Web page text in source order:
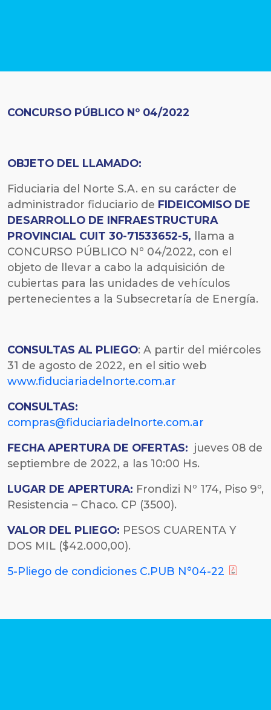
CONCURSO PÚBLICO Nº 04/2022
OBJETO DEL LLAMADO:
Fiduciaria del Norte S.A. en su carácter de
administrador fiduciario de FIDEICOMISO DE
DESARROLLO DE INFRAESTRUCTURA
PROVINCIAL CUIT 30-71533652-5, llama a
CONCURSO PÚBLICO N° 04/2022, con el
objeto de llevar a cabo la adquisición de
cubiertas para las unidades de vehículos
pertenecientes a la Subsecretaría de Energía.
CONSULTAS AL PLIEGO: A partir del miércoles
31 de agosto de 2022, en el sitio web
www.fiduciariadelnorte.com.ar
CONSULTAS:
compras@fiduciariadelnorte.com.ar
FECHAAPERTURA DE OFERTAS: jueves 08 de
septiembre de 2022, a las 10:00 Hs.
LUGAR DE APERTURA: Frondizi Nº 174, Piso 9º,
Resistencia – Chaco. CP (3500).
VALOR DEL PLIEGO: PESOS CUARENTA Y
DOS MIL ($42.000,00).
5-Pliego de condiciones C.PUB N°04-22